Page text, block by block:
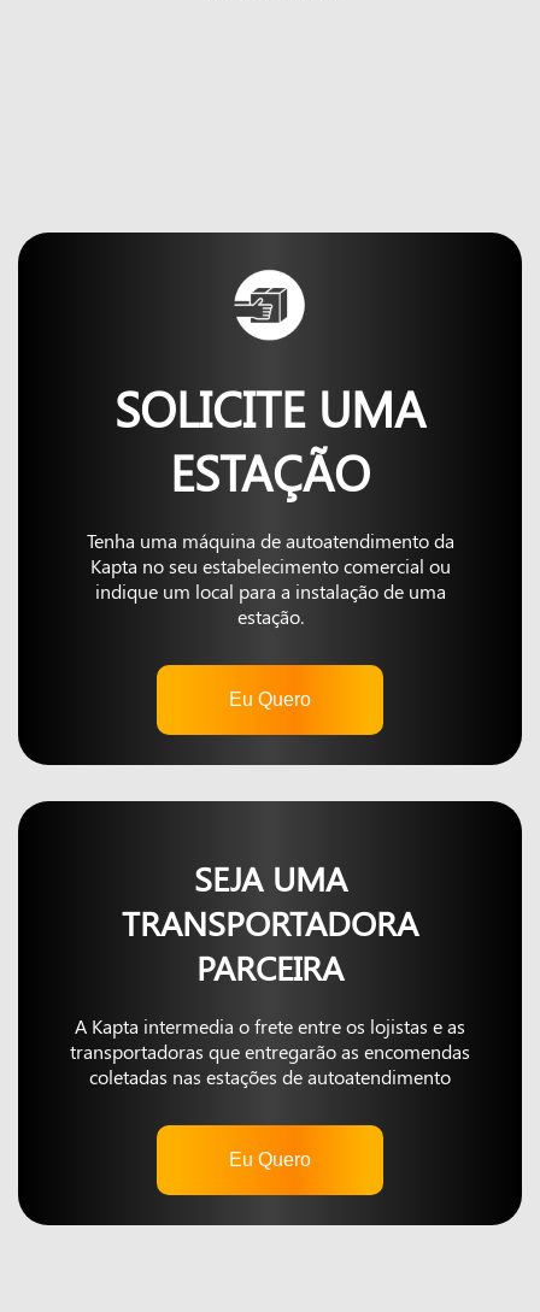
SOLICITE UMA
ESTAÇÃO
Tenha uma máquina de autoatendimento da
Kapta no seu estabelecimento comercial ou
indique um local para a instalação de uma
estação.
Eu Quero
SEJA UMA
TRANSPORTADORA
PARCEIRA
A Kapta intermedia o frete entre os lojistas e as
transportadoras que entregarão as encomendas
coletadas nas estações de autoatendimento
Eu Quero